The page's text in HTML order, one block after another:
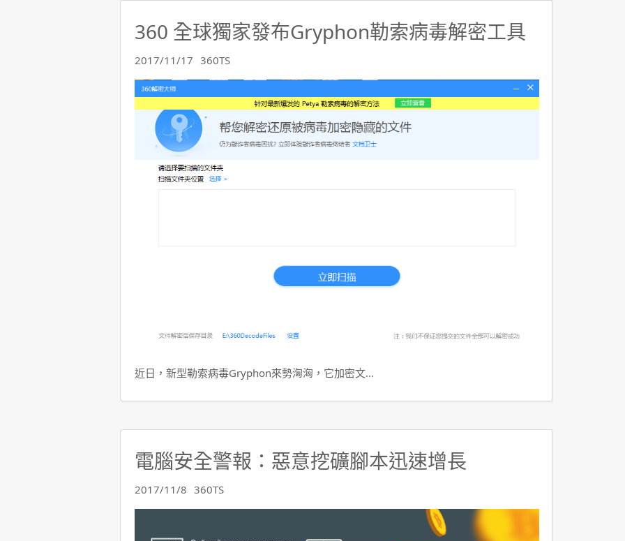
360 全球獨家發布Gryphon勒索病毒解密工具
2017/11/17 360TS
近日，新型勒索病毒Gryphon來勢洶洶，它加密文…
電腦安全警報：惡意挖礦腳本迅速增長
2017/11/8 360TS